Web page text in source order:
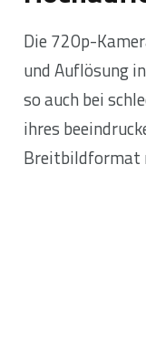
Die 720p-
und Auflösung
so auch bei
ihres
Breitbildformat